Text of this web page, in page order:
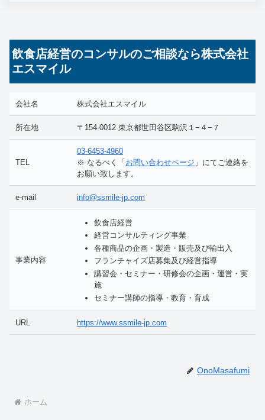
飲食店経営のコンサルのご相談なら株式会社
エスマイル
会社名 株式会社エスマイル
所在地 〒154-0012 東京都世田谷区駒沢１−４−７
TEL
03-6453-4960
※ なるべく「 お問い合わせページ 」にてご連絡を
お願い致します。
e-mail info@ssmile-jp.com
事業内容
飲食店経営
経営コンサルティング事業
各種商品の企画・製造・販売及び輸出入
フランチャイズ店募集及び経営指導
講習会・セミナー・研修会の企画・運営・実
施
セミナー講師の指導・教育・育成
URL https://www.ssmile-jp.com
OnoMasafumi
ホーム